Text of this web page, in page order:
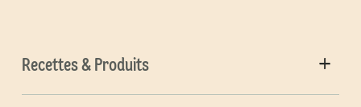
Recettes & Produits